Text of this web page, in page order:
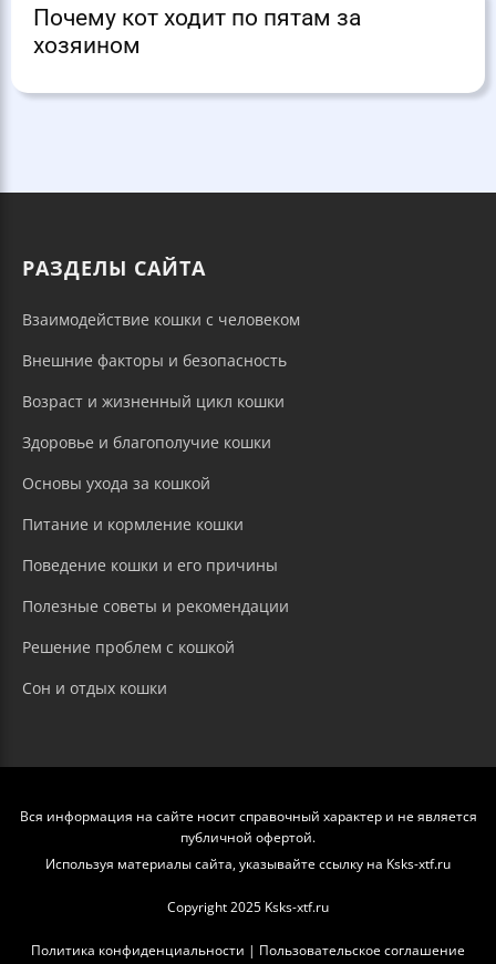
Почему кот ходит по пятам за
хозяином
РАЗДЕЛЫ САЙТА
Взаимодействие кошки с человеком
Внешние факторы и безопасность
Возраст и жизненный цикл кошки
Здоровье и благополучие кошки
Основы ухода за кошкой
Питание и кормление кошки
Поведение кошки и его причины
Полезные советы и рекомендации
Решение проблем с кошкой
Сон и отдых кошки
Вся информация на сайте носит справочный характер и не является
публичной офертой.
Используя материалы сайта, указывайте ссылку на Ksks-xtf.ru
Copyright 2025 Ksks-xtf.ru
Политика конфиденциальности | Пользовательское соглашение